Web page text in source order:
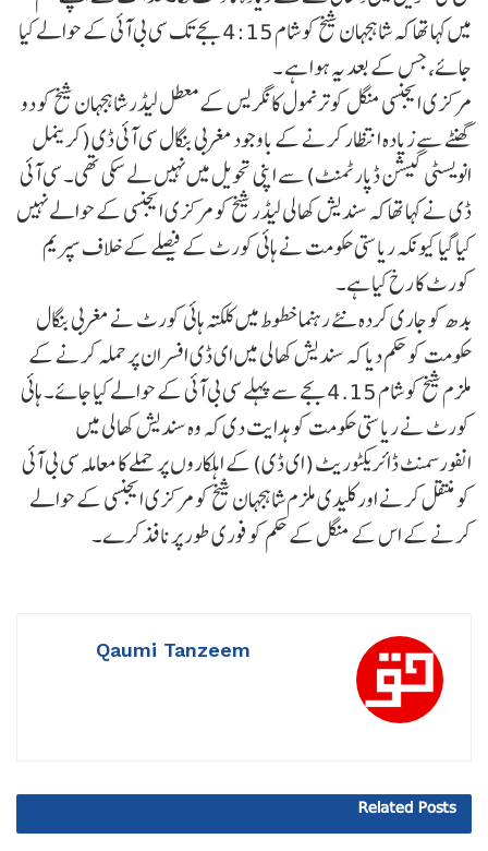
میں کہا تھا کہ شاہجہان شیخ کو شام 4:15 بجے تک سی بی آئی کے حوالے کیا
جائے، جس کے بعد یہ ہوا ہے ۔
مرکزی ایجنسی منگل کو ترنمول کانگریس کے معطل لیڈر شاہجہان شیخ کو دو
گھنٹے سے زیادہ انتظار کرنے کے باوجود مغربی بنگال سی آئی ڈی (کریمنل
انویسٹی گیشن ڈپارٹمنٹ) سے اپنی تحویل میں نہیں لے سکی تھی۔ سی آئی
ڈی نے کہا تھا کہ سندیش کھالی لیڈر شیخ کو مرکزی ایجنسی کے حوالے نہیں
کیا گیا کیونکہ ریاستی حکومت نے ہائی کورٹ کے فیصلے کے خلاف سپریم
کورٹ کا رخ کیا ہے۔
بدھ کو جاری کردہ نئے رہنما خطوط میں کلکتہ ہائی کورٹ نے مغربی بنگال
حکومت کو حکم دیا کہ سندیش کھالی میں ای ڈی افسران پر حملہ کرنے کے
ملزم شیخ کو شام 4.15 بجے سے پہلے سی بی آئی کے حوالے کیا جائے۔ ہائی
کورٹ نے ریاستی حکومت کو ہدایت دی کہ وہ سندیش کھالی میں
انفورسمنٹ ڈائریکٹوریٹ (ای ڈی) کے اہلکاروں پر حملے کا معاملہ سی بی آئی
کو منتقل کرنے اور کلیدی ملزم شاہجہان شیخ کو مرکزی ایجنسی کے حوالے
کرنے کے اس کے منگل کے حکم کو فوری طور پر نافذ کرے۔
Qaumi Tanzeem
Related Posts